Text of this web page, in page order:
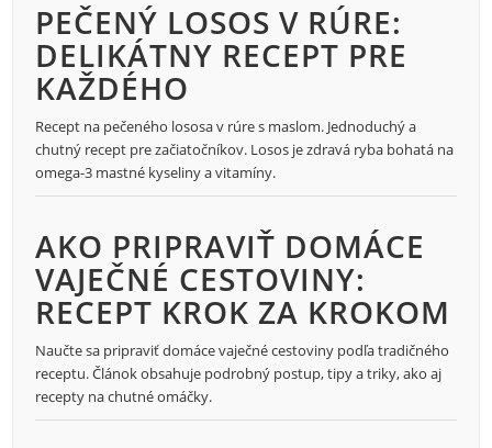
PEČENÝ LOSOS V RÚRE:
DELIKÁTNY RECEPT PRE
KAŽDÉHO
Recept na pečeného lososa v rúre s maslom. Jednoduchý a
chutný recept pre začiatočníkov. Losos je zdravá ryba bohatá na
omega-3 mastné kyseliny a vitamíny.
AKO PRIPRAVIŤ DOMÁCE
VAJEČNÉ CESTOVINY:
RECEPT KROK ZA KROKOM
Naučte sa pripraviť domáce vaječné cestoviny podľa tradičného
receptu. Článok obsahuje podrobný postup, tipy a triky, ako aj
recepty na chutné omáčky.